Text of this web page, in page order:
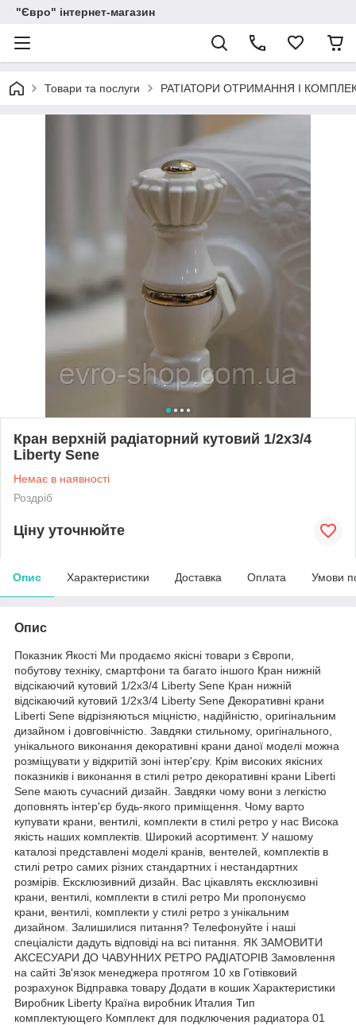
"Євро" інтернет-магазин
Товари та послуги РАТІАТОРИ ОТРИМАННЯ І
Кран верхній радіаторний кутовий 1/2x3/4
Liberty Sene
Немає в наявності
Роздріб
Ціну уточнюйте
Опис Характеристики Доставка Оплата Умови
Опис
Показник Якості Ми продаємо якісні товари з Європи,
побутову техніку, смартфони та багато іншого Кран нижній
відсікаючий кутовий 1/2x3/4 Liberty Sene Кран нижній
відсікаючий кутовий 1/2x3/4 Liberty Sene Декоративні крани
Liberti Sene відрізняються міцністю, надійністю, оригінальним
дизайном і довговічністю. Завдяки стильному, оригінального,
унікального виконання декоративні крани даної моделі можна
розміщувати у відкритій зоні інтер'єру. Крім високих якісних
показників і виконання в стилі ретро декоративні крани Liberti
Sene мають сучасний дизайн. Завдяки чому вони з легкістю
доповнять інтер'єр будь-якого приміщення. Чому варто
купувати крани, вентилі, комплекти в стилі ретро у нас Висока
якість наших комплектів. Широкий асортимент. У нашому
каталозі представлені моделі кранів, вентелей, комплектів в
стилі ретро самих різних стандартних і нестандартних
розмірів. Ексклюзивний дизайн. Вас цікавлять ексклюзивні
крани, вентилі, комплекти в стилі ретро Ми пропонуємо
крани, вентилі, комплекти у стилі ретро з унікальним
дизайном. Залишилися питання? Телефонуйте і наші
спеціалісти дадуть відповіді на всі питання. ЯК ЗАМОВИТИ
АКСЕСУАРИ ДО ЧАВУННИХ РЕТРО РАДІАТОРІВ Замовлення
на сайті Зв'язок менеджера протягом 10 хв Готівковий
розрахунок Відправка товару Додати в кошик Характеристики
Виробник Liberty Країна виробник Италия Тип
комплектующего Комплект для подключения радиатора 01